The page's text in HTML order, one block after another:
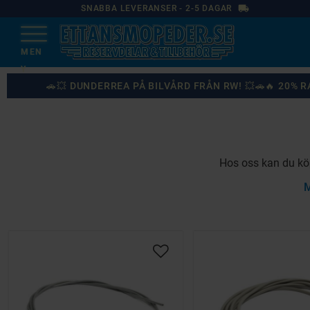
SNABBA LEVERANSER - 2-5 DAGAR local_shipping
🚗💥 DUNDERREA PÅ BILVÅRD FRÅN RW! 💥🚗🔥 20%
Hos oss kan du